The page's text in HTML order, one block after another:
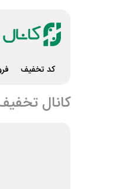
کد تخفیف
کانال